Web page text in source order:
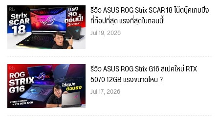
รีวิว ASUS ROG Strix SCAR 18 โน้ตบุ๊คเกมมิ่ง
ที่ท้อปที่สุด แรงที่สุดในตอนนี้!
Jul 19, 2026
รีวิว ASUS ROG Strix G16 สเปคใหม่ RTX
5070 12GB แรงขนาดไหน ?
Jul 17, 2026